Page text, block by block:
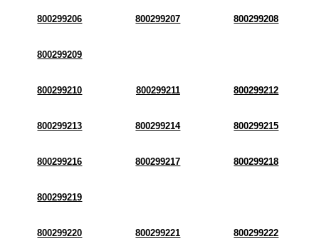
800299206 800299207 800299208
800299209
800299210 800299211 800299212
800299213 800299214 800299215
800299216 800299217 800299218
800299219
800299220 800299221 800299222